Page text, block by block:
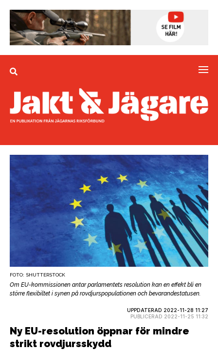
FOTO: SHUTTERSTOCK
Om EU-kommissionen antar parlamentets resolution kan en effekt bli en
större flexibiltet i synen på rovdjurspopulationen och bevarandestatusen.
UPPDATERAD 2022-11-28 11:27
PUBLICERAD 2022-11-25 11:32
Ny EU-resolution öppnar för mindre
strikt rovdjursskydd